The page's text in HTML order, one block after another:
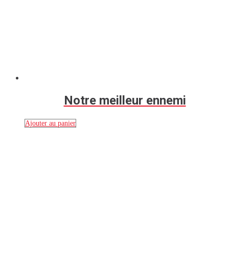
Notre meilleur ennemi
Ajouter au panier